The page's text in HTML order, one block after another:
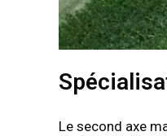
Le second axe